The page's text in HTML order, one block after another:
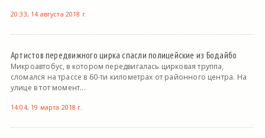
20:33, 14 августа 2018 г.
Артистов передвижного цирка спасли полицейские из Бодайбо
Микроавтобус, в котором передвигалась цирковая труппа,
сломался на трассе в 60-ти километрах от районного центра. На
улице в тот момент...
14:04, 19 марта 2018 г.